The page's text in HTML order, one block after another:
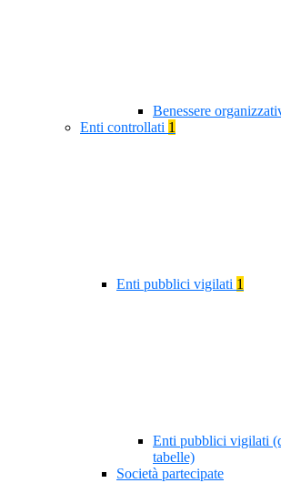
Benessere
Enti controllati 1
Enti pubblici vigilati 1
Enti pubblici vigilati
tabelle)
Società partecipate